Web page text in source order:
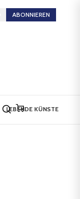
ABONNIEREN
LEBENDE KÜNSTE